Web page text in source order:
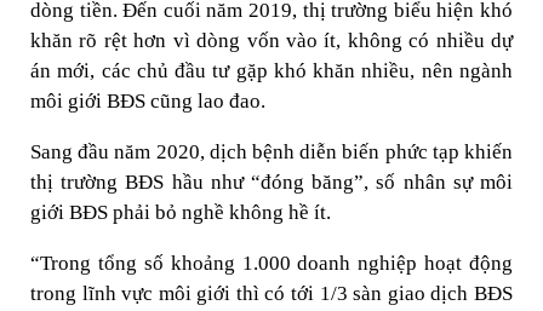
dòng tiền. Đến cuối năm 2019, thị trường biểu hiện khó
khăn rõ rệt hơn vì dòng vốn vào ít, không có nhiều dự
án mới, các chủ đầu tư gặp khó khăn nhiều, nên ngành
môi giới BĐS cũng lao đao.
Sang đầu năm 2020, dịch bệnh diễn biến phức tạp khiến
thị trường BĐS hầu như “đóng băng”, số nhân sự môi
giới BĐS phải bỏ nghề không hề ít.
“Trong tổng số khoảng 1.000 doanh nghiệp hoạt động
trong lĩnh vực môi giới thì có tới 1/3 sàn giao dịch BĐS